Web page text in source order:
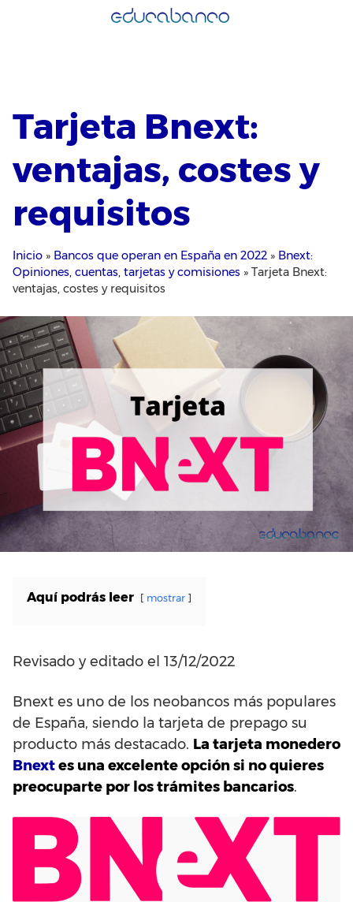
Tarjeta Bnext:
ventajas, costes y
requisitos
Inicio » Bancos que operan en España en 2022 » Bnext:
Opiniones, cuentas, tarjetas y comisiones » Tarjeta Bnext:
ventajas, costes y requisitos
Aquí podrás leer mostrar
Revisado y editado el 13/12/2022
Bnext es uno de los neobancos más populares
de España, siendo la tarjeta de prepago su
producto más destacado. La tarjeta monedero
Bnextes una excelente opción si no quieres
preocuparte por los trámites bancarios.